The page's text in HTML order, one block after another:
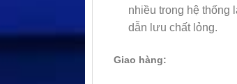
nhiều trong hệ thống
dẫn lưu chất lỏng.
Giao hàng: